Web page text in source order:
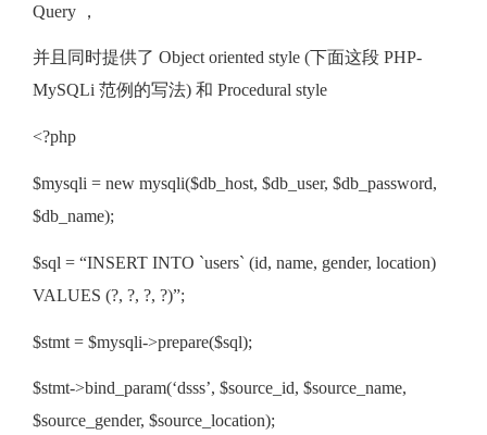
Query ，
并且同时提供了 Object oriented style (下面这段 PHP-
MySQLi 范例的写法) 和 Procedural style
<?php
$mysqli = new mysqli($db_host, $db_user, $db_password,
$db_name);
$sql = “INSERT INTO `users` (id, name, gender, location)
VALUES (?, ?, ?, ?)”;
$stmt = $mysqli->prepare($sql);
$stmt->bind_param(‘dsss’, $source_id, $source_name,
$source_gender, $source_location);